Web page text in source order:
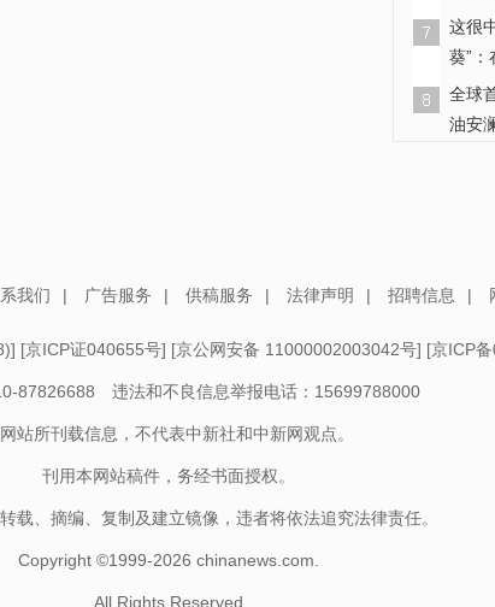
这很
葵”：
全球
油安
我们 | 广告服务 | 供稿服务 | 法律声明 | 招聘信息 |
] [京ICP证040655号] [京公网安备 11000002003042号] [京ICP
87826688 违法和不良信息举报电话：15699788000
站所刊载信息，不代表中新社和中新网观点。
刊用本网站稿件，务经书面授权。
载、摘编、复制及建立镜像，违者将依法追究法律责任。
Copyright ©1999-2026 chinanews.com.
All Rights Reserved